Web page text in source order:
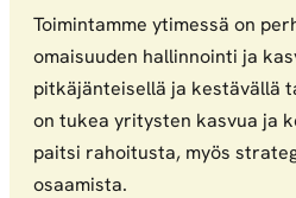
Toimintamme ytimessä on
omaisuuden hallinnointi ja
pitkäjänteisellä ja kestävällä
on tukea yritysten kasvua ja
paitsi rahoitusta, myös
osaamista.